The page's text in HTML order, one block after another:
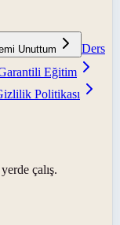
Unuttum
Ders
Eğitim
Politikası
çalış.